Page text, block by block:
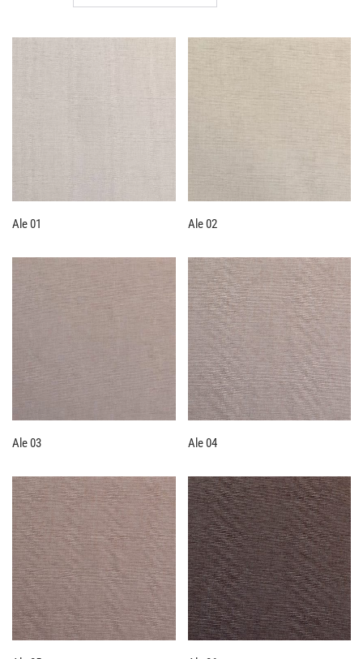
Ale 01 Ale 02
Ale 03 Ale 04